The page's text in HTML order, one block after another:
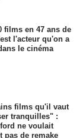
films en 47 ans de
l'acteur qu'on a
le cinéma
films qu'il vaut
tranquilles" :
ne voulait
pas de remake